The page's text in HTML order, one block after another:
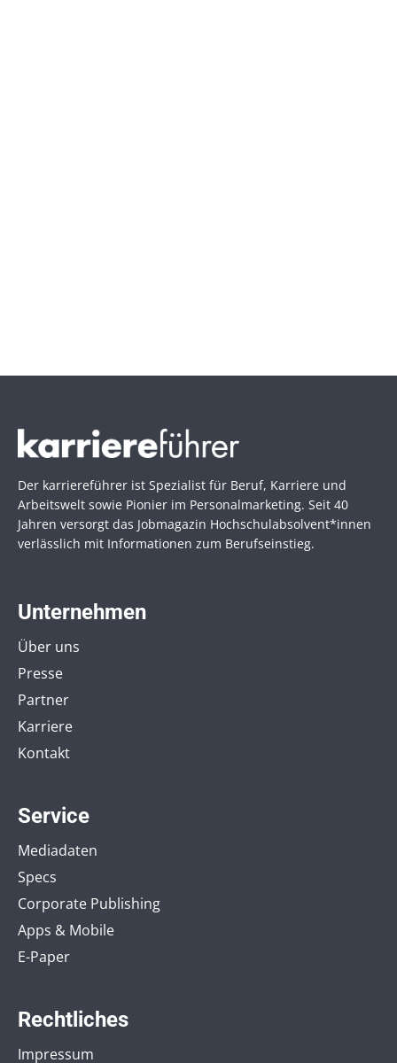
Der karriereführer ist Spezialist für Beruf, Karriere und
Arbeitswelt sowie Pionier im Personal­marketing. Seit 40
Jahren versorgt das Jobmagazin Hochschul­absolvent*innen
verlässlich mit Informationen zum Berufseinstieg.
Unternehmen
Über uns
Presse
Partner
Karriere
Kontakt
Service
Mediadaten
Specs
Corporate Publishing
Apps & Mobile
E-Paper
Rechtliches
Impressum